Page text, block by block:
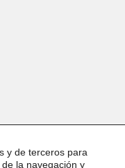
y de terceros para
la navegación y